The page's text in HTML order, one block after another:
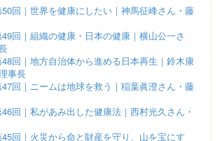
回｜世界を健康にしたい｜神馬征峰さん・藤
回｜組織の健康・日本の健康｜横山公一さ
回｜地方自治体から進める日本再生｜鈴木康
事長
回｜ニームは地球を救う｜稲葉眞澄さん・藤
回｜私があみ出した健康法｜西村光久さん・
回｜火災から命と財産を守り、山を宝にす